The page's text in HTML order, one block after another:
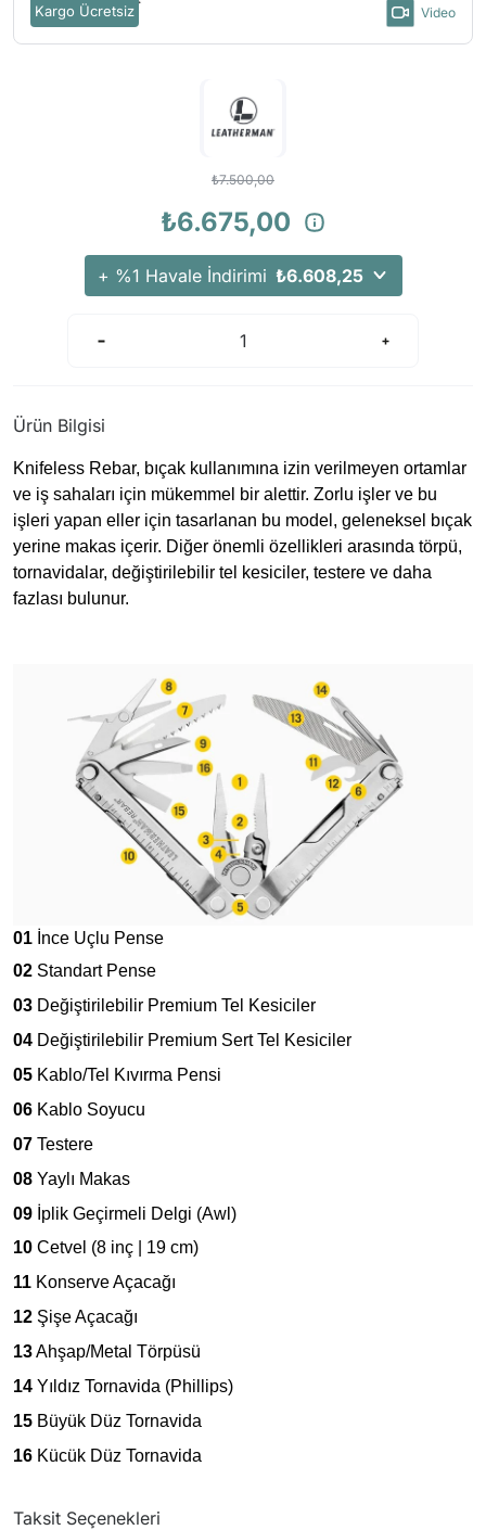
Kargo Ücretsiz Video
₺7.500,00
₺6.675,00
+ %1 Havale İndirimi ₺6.608,25
Ürün Bilgisi
Knifeless Rebar, bıçak kullanımına izin verilmeyen ortamlar
ve iş sahaları için mükemmel bir alettir. Zorlu işler ve bu
işleri yapan eller için tasarlanan bu model, geleneksel bıçak
yerine makas içerir. Diğer önemli özellikleri arasında törpü,
tornavidalar, değiştirilebilir tel kesiciler, testere ve daha
fazlası bulunur.
01 İnce Uçlu Pense
02 Standart Pense
03 Değiştirilebilir Premium Tel Kesiciler
04 Değiştirilebilir Premium Sert Tel Kesiciler
05 Kablo/Tel Kıvırma Pensi
06 Kablo Soyucu
07 Testere
08 Yaylı Makas
09 İplik Geçirmeli Delgi (Awl)
10 Cetvel (8 inç | 19 cm)
11 Konserve Açacağı
12 Şişe Açacağı
13Ahşap/Metal Törpüsü
14 Yıldız Tornavida (Phillips)
15 Büyük Düz Tornavida
16 Küçük Düz Tornavida
Taksit Seçenekleri